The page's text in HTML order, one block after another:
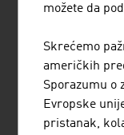
MANOVA
stručnost na
istraživanje
upravljanje
možete da
Skrećemo
američkih
Sporazumu o
Evropske
pristanak,